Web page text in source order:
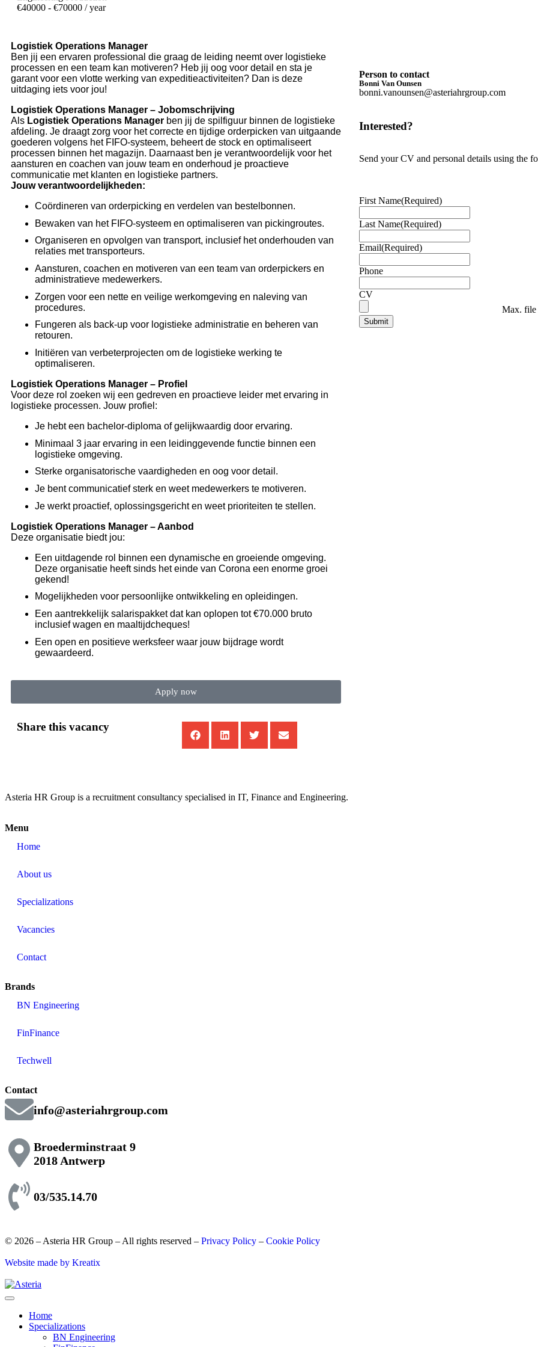
€40000 - €70000 / year
Logistiek Operations Manager
Ben jij een ervaren professional die graag de leiding neemt over logistieke
processen en een team kan motiveren? Heb jij oog voor detail en sta je
garant voor een vlotte werking van expeditieactiviteiten? Dan is deze
uitdaging iets voor jou!
Logistiek Operations Manager – Jobomschrijving
Als Logistiek Operations Manager ben jij de spilfiguur binnen de logistieke
afdeling. Je draagt zorg voor het correcte en tijdige orderpicken van uitgaande
goederen volgens het FIFO-systeem, beheert de stock en optimaliseert
processen binnen het magazijn. Daarnaast ben je verantwoordelijk voor het
aansturen en coachen van jouw team en onderhoud je proactieve
communicatie met klanten en logistieke partners.
Jouw verantwoordelijkheden:
Coördineren van orderpicking en verdelen van bestelbonnen.
Bewaken van het FIFO-systeem en optimaliseren van pickingroutes.
Organiseren en opvolgen van transport, inclusief het onderhouden van
relaties met transporteurs.
Aansturen, coachen en motiveren van een team van orderpickers en
administratieve medewerkers.
Zorgen voor een nette en veilige werkomgeving en naleving van
procedures.
Fungeren als back-up voor logistieke administratie en beheren van
retouren.
Initiëren van verbeterprojecten om de logistieke werking te
optimaliseren.
Logistiek Operations Manager – Profiel
Voor deze rol zoeken wij een gedreven en proactieve leider met ervaring in
logistieke processen. Jouw profiel:
Je hebt een bachelor-diploma of gelijkwaardig door ervaring.
Minimaal 3 jaar ervaring in een leidinggevende functie binnen een
logistieke omgeving.
Sterke organisatorische vaardigheden en oog voor detail.
Je bent communicatief sterk en weet medewerkers te motiveren.
Je werkt proactief, oplossingsgericht en weet prioriteiten te stellen.
Logistiek Operations Manager – Aanbod
Deze organisatie biedt jou:
Een uitdagende rol binnen een dynamische en groeiende omgeving.
Deze organisatie heeft sinds het einde van Corona een enorme groei
gekend!
Mogelijkheden voor persoonlijke ontwikkeling en opleidingen.
Een aantrekkelijk salarispakket dat kan oplopen tot €70.000 bruto
inclusief wagen en maaltijdcheques!
Een open en positieve werksfeer waar jouw bijdrage wordt
gewaardeerd.
Apply now
Share this vacancy
Person to contact
Bonni Van Ounsen
bonni.vanounsen@asteriahrgroup.com
Interested?
Send your CV and personal details using the
First Name(Required)
Last Name(Required)
Email(Required)
Phone
CV
Max. file
Asteria HR Group is a recruitment consultancy specialised in IT, Finance and Engineering.
Menu
Home
About us
Specializations
Vacancies
Contact
Brands
BN Engineering
FinFinance
Techwell
Contact
info@asteriahrgroup.com
Broederminstraat 9
2018 Antwerp
03/535.14.70
© 2026 – Asteria HR Group – All rights reserved – Privacy Policy – Cookie Policy
Website made by Kreatix
Home
Specializations
BN Engineering